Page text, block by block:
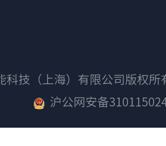
科技（上海）有限公司版权
沪公网安备